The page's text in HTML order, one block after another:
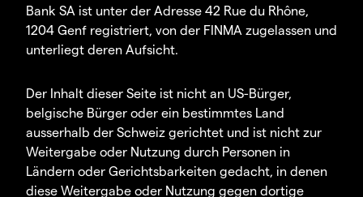
Bank SA ist unter der Adresse 42 Rue du Rhône,
1204 Genf registriert, von der FINMA zugelassen und
unterliegt deren Aufsicht.
Der Inhalt dieser Seite ist nicht an US-Bürger,
belgische Bürger oder ein bestimmtes Land
ausserhalb der Schweiz gerichtet und ist nicht zur
Weitergabe oder Nutzung durch Personen in
Ländern oder Gerichtsbarkeiten gedacht, in denen
diese Weitergabe oder Nutzung gegen dortige